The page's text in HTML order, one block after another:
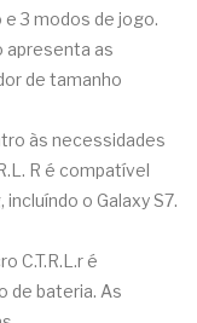
3 modos de jogo.
apresenta as
de tamanho
às necessidades
R é compatível
o Galaxy S7.
C.T.R.L.r é
de bateria. As